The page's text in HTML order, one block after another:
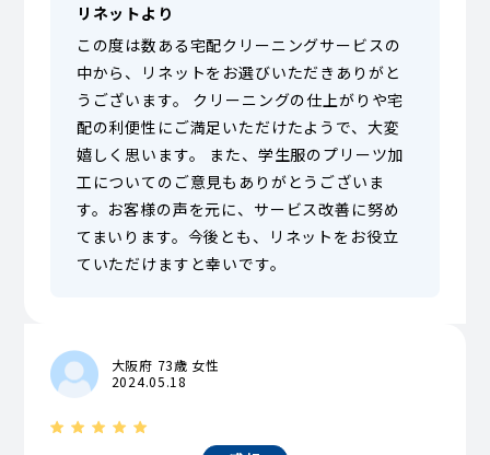
リネットより
この度は数ある宅配クリーニングサービスの
中から、リネットをお選びいただきありがと
うございます。 クリーニングの仕上がりや宅
配の利便性にご満足いただけたようで、大変
嬉しく思います。 また、学生服のプリーツ加
工についてのご意見もありがとうございま
す。お客様の声を元に、サービス改善に努め
てまいります。今後とも、リネットをお役立
ていただけますと幸いです。
大阪府 73歳 女性
2024.05.18